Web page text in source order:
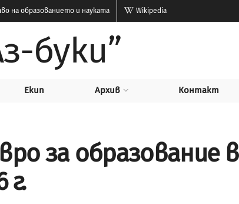
на образованието и науката Wikipedia
буки”
Екип Архив Контакт
за образование в
г.